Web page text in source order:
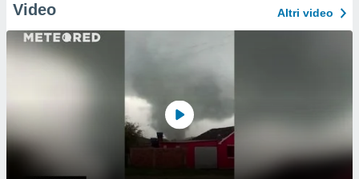
Video Altri video